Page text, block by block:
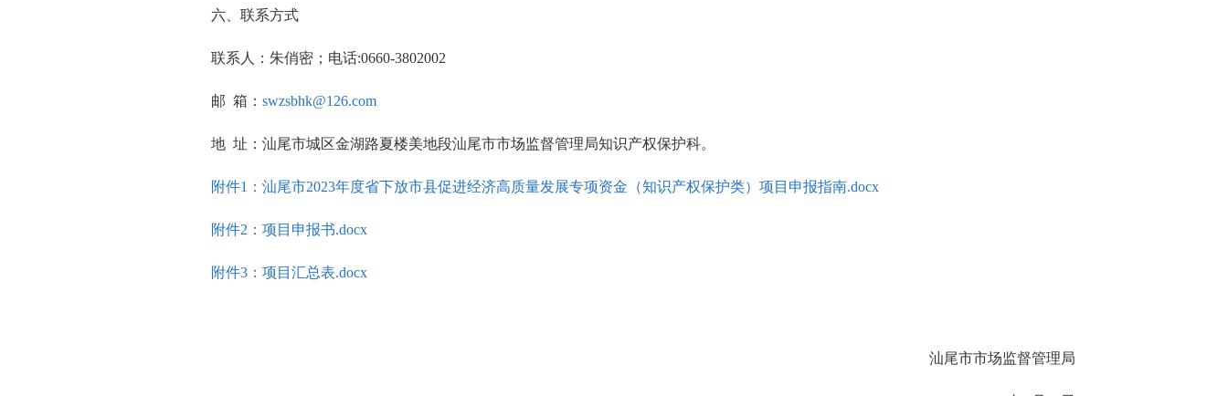
六、联系方式
联系人：朱俏密；电话:0660-3802002
邮 箱： swzsbhk@126.com
地 址：汕尾市城区金湖路夏楼美地段汕尾市市场监督管理局知识产权保护科。
附件1：汕尾市2023年度省下放市县促进经济高质量发展专项资金（知识产权保护类）项目申报指南.docx
附件2：项目申报书.docx
附件3：项目汇总表.docx
汕尾市市场监督管理局